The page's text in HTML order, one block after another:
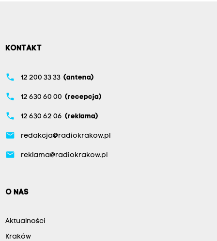
KONTAKT
phone 12 200 33 33 (antena)
phone 12 630 60 00 (recepcja)
phone 12 630 62 06 (reklama)
email redakcja@radiokrakow.pl
email reklama@radiokrakow.pl
O NAS
Aktualności
Kraków